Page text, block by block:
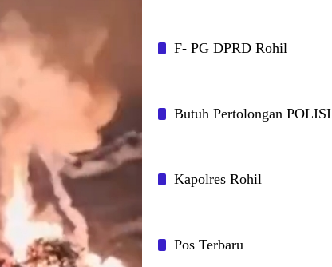
F- PG DPRD Rohil
Butuh Pertolongan POLISI
Kapolres Rohil
Pos Terbaru